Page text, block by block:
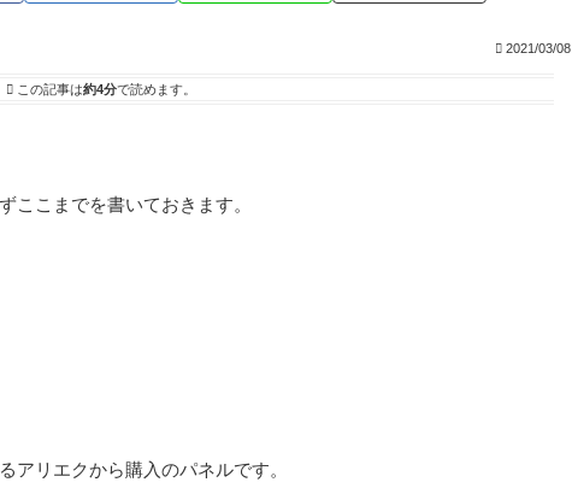
2021/03/08
この記事は約4分で読めます。
ここまでを書いておきます。
アリエクから購入のパネルです。